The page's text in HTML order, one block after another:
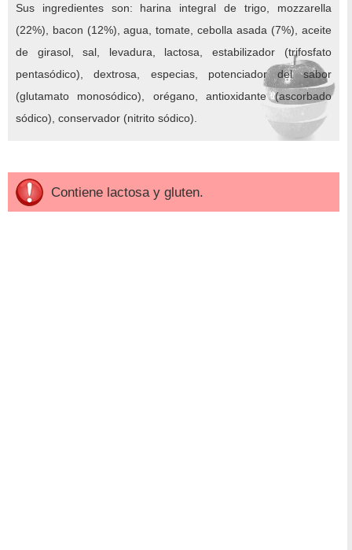
Sus ingredientes son: harina integral de trigo, mozzarella
(22%), bacon (12%), agua, tomate, cebolla asada (7%), aceite
de girasol, sal, levadura, lactosa, estabilizador (trifosfato
pentasódico), dextrosa, especias, potenciador del sabor
(glutamato monosódico), orégano, antioxidante (ascorbado
sódico), conservador (nitrito sódico).
Contiene lactosa y gluten.